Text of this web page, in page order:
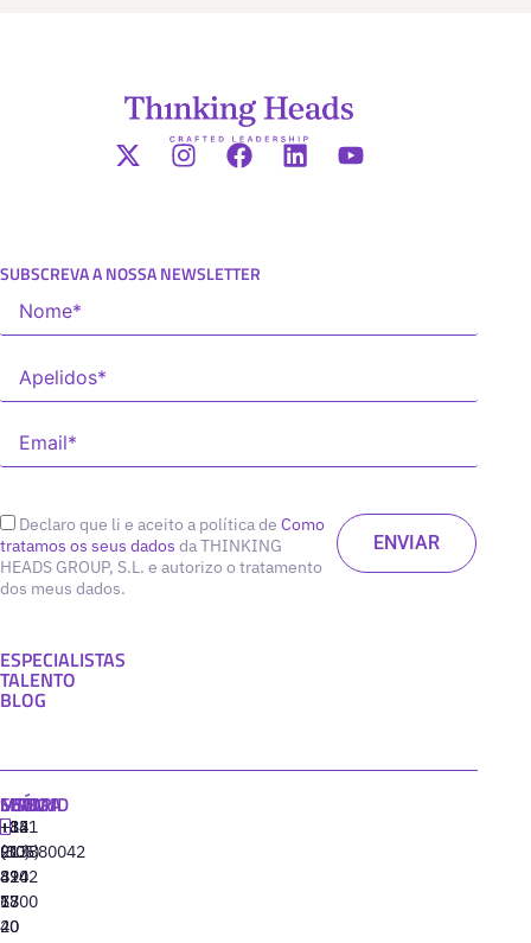
SUBSCREVA A NOSSA NEWSLETTER
Declaro que li e aceito a política de Como
tratamos os seus dados da THINKING
HEADS GROUP, S.L. e autorizo o tratamento
dos meus dados.
ESPECIALISTAS
TALENTO
BLOG
MADRID
+34
91
310
77
40
MIAMI
+1
(305)
424
13
20
SEÚL
+82
(10)
8942
6800
LISBOA
‪+351
213880042